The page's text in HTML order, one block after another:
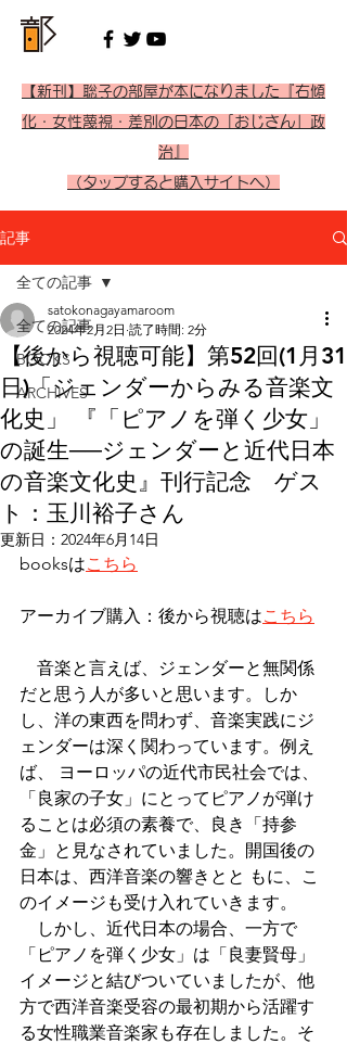
【新刊】聡子の部屋が本になりました『右傾
化・女性蔑視・差別の日本の「おじさん」政
治』
（タップすると購入サイトへ）
記事
全ての記事
BOOKS
ARCHIVES
全ての記事
【後から視聴可能】第52回(1月31
日)「ジェンダーからみる音楽文
化史」 『「ピアノを弾く少女」
の誕生──ジェンダーと近代日本
の音楽文化史』刊行記念 ゲス
ト：玉川裕子さん
satokonagayamaroom
2024年2月2日 読了時間: 2分
更新日： 2024年6月14日
booksはこちら
アーカイブ購入：後から視聴はこちら
音楽と言えば、ジェンダーと無関係
だと思う人が多いと思います。しか
し、洋の東西を問わず、音楽実践にジ
ェンダーは深く関わっています。例え
ば、 ヨーロッパの近代市民社会では、
「良家の子女」にとってピアノが弾け
ることは必須の素養で、良き「持参
金」と見なされていました。開国後の
日本は、西洋音楽の響きとと もに、こ
のイメージも受け入れていきます。
しかし、近代日本の場合、一方で
「ピアノを弾く少女」は「良妻賢母」
イメージと結びついていましたが、他
方で西洋音楽受容の最初期から活躍す
る女性職業音楽家も存在しました。そ